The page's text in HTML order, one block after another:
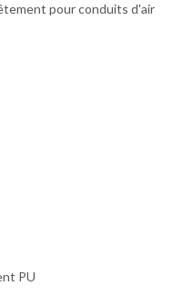
pour conduits d'air
PU